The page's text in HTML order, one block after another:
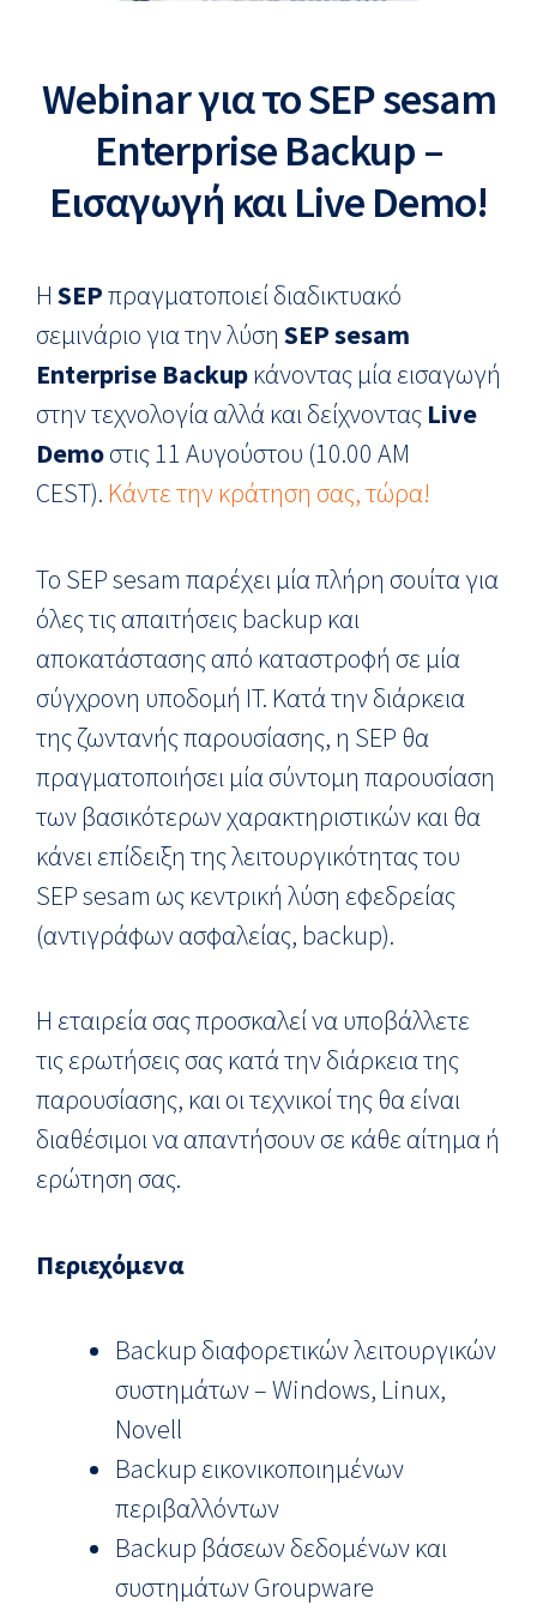
Webinar για το SEP sesam
Enterprise Backup –
Εισαγωγή και Live Demo!
Η SEPπραγματοποιεί διαδικτυακό
σεμινάριο για την λύση SEP sesam
Enterprise Backupκάνοντας μία εισαγωγή
στην τεχνολογία αλλά και δείχνοντας Live
Demoστις 11 Αυγούστου (10.00 AM
CEST). Κάντε την κράτηση σας, τώρα!
Το SEP sesam παρέχει μία πλήρη σουίτα για
όλες τις απαιτήσεις backup και
αποκατάστασης από καταστροφή σε μία
σύγχρονη υποδομή IT. Κατά την διάρκεια
της ζωντανής παρουσίασης, η SEP θα
πραγματοποιήσει μία σύντομη παρουσίαση
των βασικότερων χαρακτηριστικών και θα
κάνει επίδειξη της λειτουργικότητας του
SEP sesam ως κεντρική λύση εφεδρείας
(αντιγράφων ασφαλείας, backup).
Η εταιρεία σας προσκαλεί να υποβάλλετε
τις ερωτήσεις σας κατά την διάρκεια της
παρουσίασης, και οι τεχνικοί της θα είναι
διαθέσιμοι να απαντήσουν σε κάθε αίτημα ή
ερώτηση σας.
Περιεχόμενα
Backup διαφορετικών λειτουργικών
συστημάτων – Windows, Linux,
Novell
Backup εικονικοποιημένων
περιβαλλόντων
Backup βάσεων δεδομένων και
συστημάτων Groupware